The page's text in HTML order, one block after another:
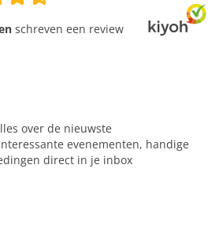
schreven een review
over de nieuwste
evenementen, handige
direct in je inbox